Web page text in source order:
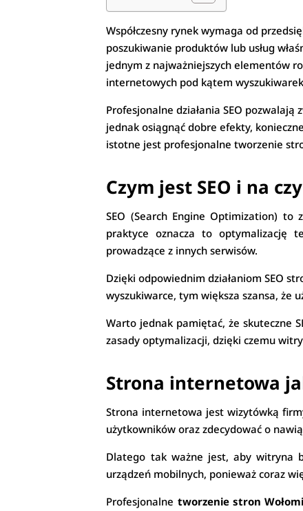
Współczesny rynek wymaga od
poszukiwanie produktów lub usług
jednym z najważniejszych elementów
internetowych pod kątem
Profesjonalne działania SEO
jednak osiągnąć dobre efekty,
istotne jest profesjonalne tworzenie
Czym jest SEO i na
SEO (Search Engine Optimization)
praktyce oznacza to optymalizację
prowadzące z innych serwisów.
Dzięki odpowiednim działaniom SEO
wyszukiwarce, tym większa szansa, że
Warto jednak pamiętać, że skuteczne
zasady optymalizacji, dzięki czemu
Strona internetowa
Strona internetowa jest wizytówką
użytkowników oraz zdecydować o
Dlatego tak ważne jest, aby witryna
urządzeń mobilnych, ponieważ coraz
Profesjonalne tworzenie stron